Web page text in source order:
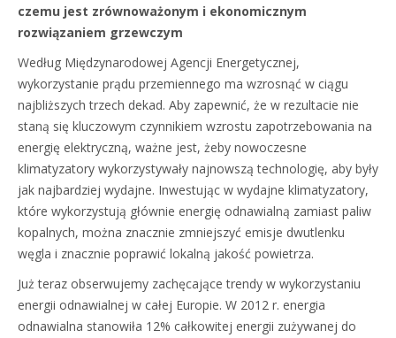
czemu jest zrównoważonym i ekonomicznym
rozwiązaniem grzewczym
Według Międzynarodowej Agencji Energetycznej,
wykorzystanie prądu przemiennego ma wzrosnąć w ciągu
najbliższych trzech dekad. Aby zapewnić, że w rezultacie nie
staną się kluczowym czynnikiem wzrostu zapotrzebowania na
energię elektryczną, ważne jest, żeby nowoczesne
klimatyzatory wykorzystywały najnowszą technologię, aby były
jak najbardziej wydajne. Inwestując w wydajne klimatyzatory,
które wykorzystują głównie energię odnawialną zamiast paliw
kopalnych, można znacznie zmniejszyć emisje dwutlenku
węgla i znacznie poprawić lokalną jakość powietrza.
Już teraz obserwujemy zachęcające trendy w wykorzystaniu
energii odnawialnej w całej Europie. W 2012 r. energia
odnawialna stanowiła 12% całkowitej energii zużywanej do